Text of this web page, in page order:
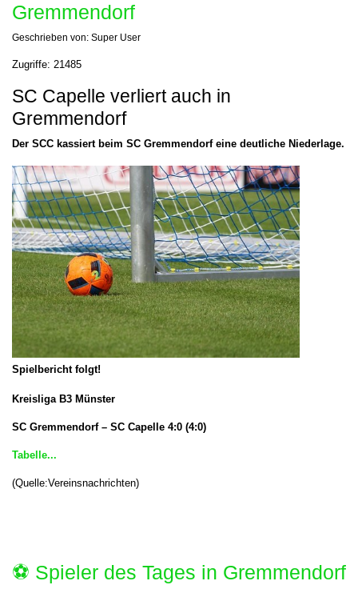
Gremmendorf
Geschrieben von: Super User
Zugriffe: 21485
SC Capelle verliert auch in
Gremmendorf
Der SCC kassiert beim SC Gremmendorf eine deutliche Niederlage.
Spielbericht folgt!
Kreisliga B3 Münster
SC Gremmendorf – SC Capelle 4:0 (4:0)
Tabelle...
(Quelle:Vereinsnachrichten)
⚽️ Spieler des Tages in Gremmendorf